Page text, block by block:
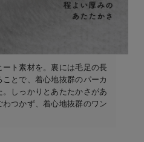
ト素材を。裏には毛足の長
とで、着心地抜群のパーカ
しっかりとあたたかさがあ
つかず、着心地抜群のワン